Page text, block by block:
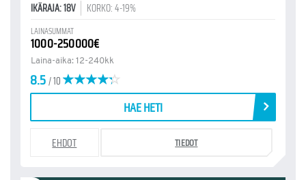
IKÄRAJA: 18V KORKO: 4-19%
LAINASUMMAT
1000-250000€
Laina-aika: 12-240kk
8.5/ 10
HAE HETI
EHDOT TIEDOT